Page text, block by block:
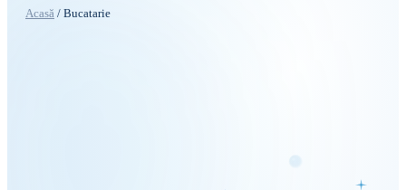
Acasă / Bucatarie